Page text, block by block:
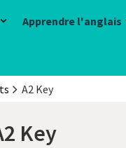
Apprendre l'anglais
A2 Key
Key